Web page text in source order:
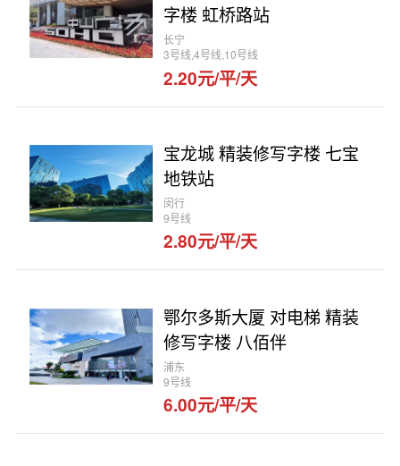
字楼 虹桥路站
长宁
3号线,4号线,10号线
2.20元/平/天
宝龙城 精装修写字楼 七宝
地铁站
闵行
9号线
2.80元/平/天
鄂尔多斯大厦 对电梯 精装
修写字楼 八佰伴
浦东
9号线
6.00元/平/天